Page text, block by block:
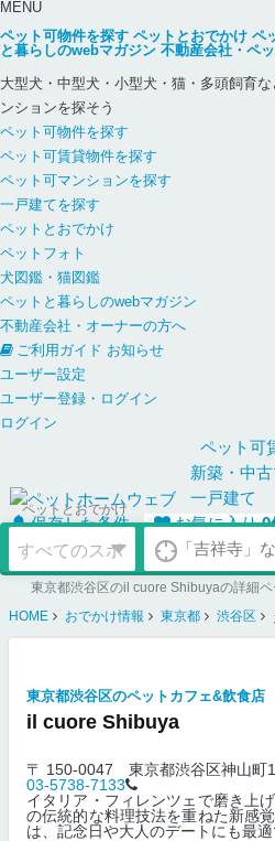
MENU
ペット可物件を探す ペットとおでかけ ペ
と暮らしのwebマガジン 不動産会社・ペ
大型犬・中型犬・小型犬・猫・多頭飼育
ンションを探そう
ペット可物件を探す
ペット可賃貸物件を探す
ペット可マンションを探す
一戸建てを探す
ペットとおでかけ
ペットフォト
犬図鑑・猫図鑑
ペットと暮らしのwebマガジン
不動産会社・オーナーの方へ
ご利用ガイド お知らせ
ユーザー設定
ユーザー登録・ログイン
ログイン
ペット可
新築・中古
一戸建て
保存した条件
お気に入り0
ペットとおでかけ
HOME
おでかけ情報 東京都 渋谷区
東京都渋谷区のペットカフェ&飲食店
il cuore Shibuya
〒 150-0047
東京都渋谷区神山町
03-5738-7133
イタリア・フィレンツェで磨き上
の伝統的な料理技法を重ねた新感
は、記念日や大人のデートにも最